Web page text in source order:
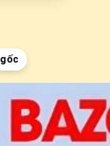
https://erci.edu.vn/cach-phan-biet-axit-va-bazo